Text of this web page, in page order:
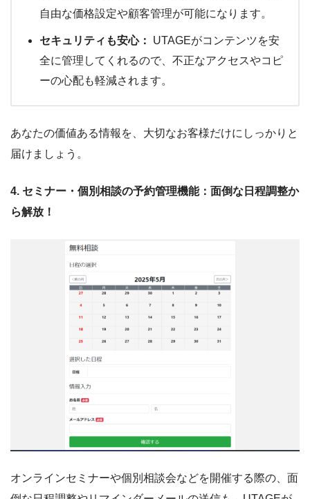
自由な価格設定や顧客管理が可能になります。
セキュリティも安心：
UTAGEがコンテンツを安
全に管理してくれるので、不正なアクセスやコピ
ーの心配も軽減されます。
あなたの価値ある情報を、大切なお客様だけにしっかりと
届けましょう。
4. セミナー・個別相談の予約管理機能：面倒な日程調整か
ら解放！
オンラインセミナーや個別相談会などを開催する際の、面